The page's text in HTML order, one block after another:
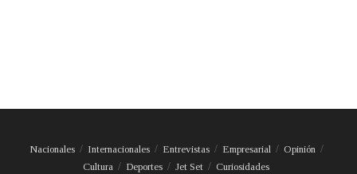
Nacionales Internacionales Entrevistas Empresarial
Opinión
Cultura
Deportes Jet Set Curiosidades